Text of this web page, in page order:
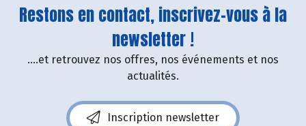
Restons en contact, inscrivez-vous à la
newsletter !
....et retrouvez nos offres, nos événements et nos
actualités.
Inscription newsletter